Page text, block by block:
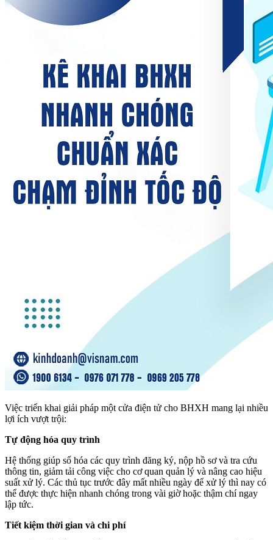
Việc triển khai giải pháp một cửa điện tử cho BHXH mang lại nhiều
lợi ích vượt trội:
Tự động hóa quy trình
Hệ thống giúp số hóa các quy trình đăng ký, nộp hồ sơ và tra cứu
thông tin, giảm tải công việc cho cơ quan quản lý và nâng cao hiệu
suất xử lý. Các thủ tục trước đây mất nhiều ngày để xử lý thì nay có
thể được thực hiện nhanh chóng trong vài giờ hoặc thậm chí ngay
lập tức.
Tiết kiệm thời gian và chi phí